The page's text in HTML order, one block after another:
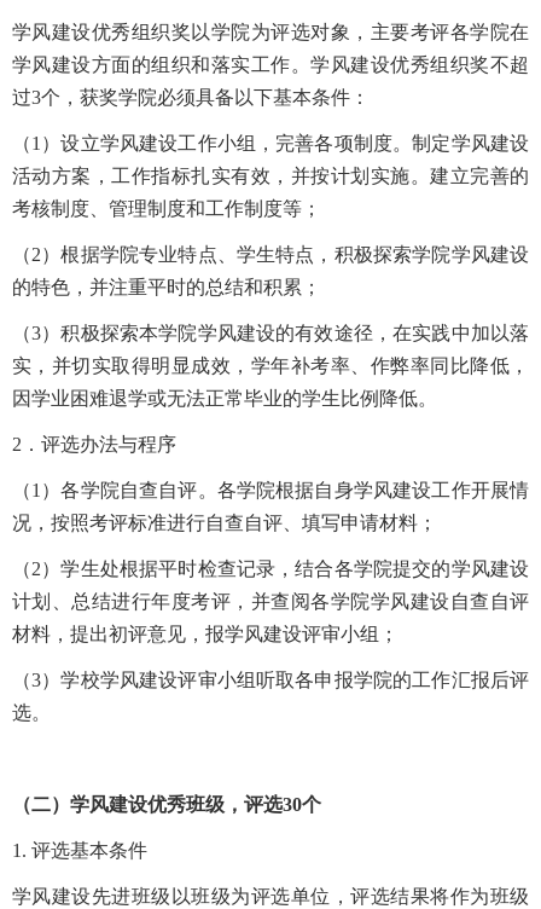
学风建设优秀组织奖以学院为评选对象，主要考评各学院在
学风建设方面的组织和落实工作。学风建设优秀组织奖不超
过3个，获奖学院必须具备以下基本条件：
（1）设立学风建设工作小组，完善各项制度。制定学风建设
活动方案，工作指标扎实有效，并按计划实施。建立完善的
考核制度、管理制度和工作制度等；
（2）根据学院专业特点、学生特点，积极探索学院学风建设
的特色，并注重平时的总结和积累；
（3）积极探索本学院学风建设的有效途径，在实践中加以落
实，并切实取得明显成效，学年补考率、作弊率同比降低，
因学业困难退学或无法正常毕业的学生比例降低。
2．评选办法与程序
（1）各学院自查自评。各学院根据自身学风建设工作开展情
况，按照考评标准进行自查自评、填写申请材料；
（2）学生处根据平时检查记录，结合各学院提交的学风建设
计划、总结进行年度考评，并查阅各学院学风建设自查自评
材料，提出初评意见，报学风建设评审小组；
（3）学校学风建设评审小组听取各申报学院的工作汇报后评
选。
（二）学风建设优秀班级，评选30个
1. 评选基本条件
学风建设先进班级以班级为评选单位，评选结果将作为班级